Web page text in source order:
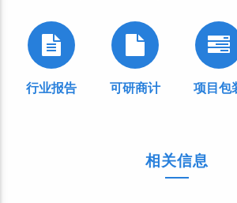
行业报告 可研商计 项目包
相关信息